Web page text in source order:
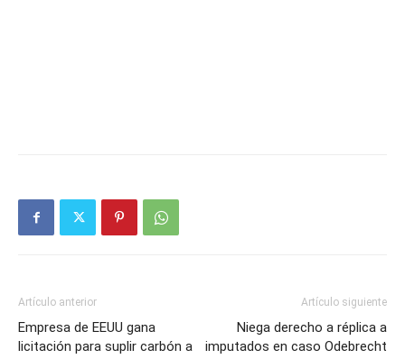
Artículo anterior
Empresa de EEUU gana
licitación para suplir carbón a
Artículo siguiente
Niega derecho a réplica a
imputados en caso Odebrecht